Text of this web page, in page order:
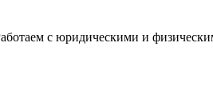
с юридическими и